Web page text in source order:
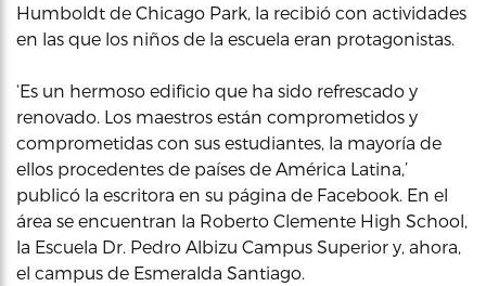
Humboldt de Chicago Park, la recibió con actividades
en las que los niños de la escuela eran protagonistas.
‘Es un hermoso edificio que ha sido refrescado y
renovado. Los maestros están comprometidos y
comprometidas con sus estudiantes, la mayoría de
ellos procedentes de países de América Latina,’
publicó la escritora en su página de Facebook. En el
área se encuentran la Roberto Clemente High School,
la Escuela Dr. Pedro Albizu Campus Superior y, ahora,
el campus de Esmeralda Santiago.